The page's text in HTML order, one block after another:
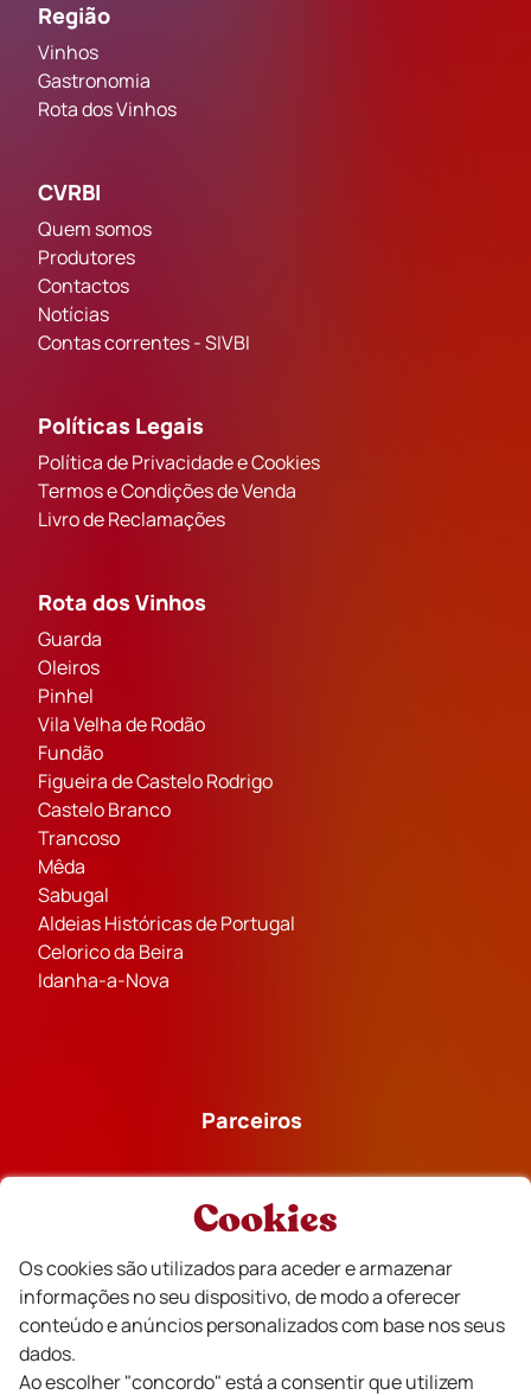
Região
Vinhos
Gastronomia
Rota dos Vinhos
CVRBI
Quem somos
Produtores
Contactos
Notícias
Contas correntes - SIVBI
Políticas Legais
Política de Privacidade e Cookies
Termos e Condições de Venda
Livro de Reclamações
Rota dos Vinhos
Guarda
Oleiros
Pinhel
Vila Velha de Rodão
Fundão
Figueira de Castelo Rodrigo
Castelo Branco
Trancoso
Mêda
Sabugal
Aldeias Históricas de Portugal
Celorico da Beira
Idanha-a-Nova
Parceiros
Financiado
Cookies
Os cookies são utilizados para aceder e armazenar
informações no seu dispositivo, de modo a oferecer
conteúdo e anúncios personalizados com base nos seus
dados.
Ao escolher "concordo" está a consentir que utilizem